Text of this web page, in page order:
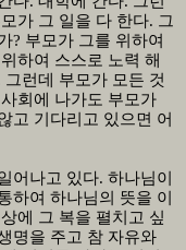
가 그 일을 다 한다. 그
? 부모가 그를 위하여
하여 스스로 노력 해
그런데 부모가 모든 것
회에 나가도 부모가
고 기다리고 있으면 어
어나고 있다. 하나님이
하여 하나님의 뜻을 이
에 그 복을 펼치고 싶
명을 주고 참 자유와